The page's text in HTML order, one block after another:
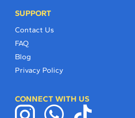
SUPPORT
Contact Us
FAQ
Blog
Privacy Policy
CONNECT WITH US